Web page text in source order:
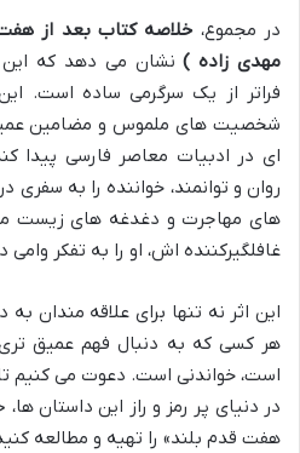
در مجموع، خلاصه کتاب بعد از
مهدی زاده )نشان می دهد که این
فراتر از یک سرگرمی ساده است.
شخصیت های ملموس و مضامین
ای در ادبیات معاصر فارسی پیدا
روان و توانمند، خواننده را به
های مهاجرت و دغدغه های زیست
غافلگیرکننده اش، او را به تفکر وامی
این اثر نه تنها برای علاقه مندان به
هر کسی که به دنبال فهم عمیق
است، خواندنی است. دعوت می کنیم
در دنیای پر رمز و راز این داستان
هفت قدم بلند» را تهیه و مطالعه